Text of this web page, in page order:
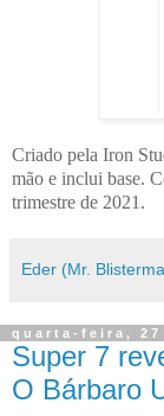
Criado pela Iron
mão e inclui base.
trimestre de 2021.
Eder (Mr.
quarta-feira, 27
Super 7
O Bárbaro